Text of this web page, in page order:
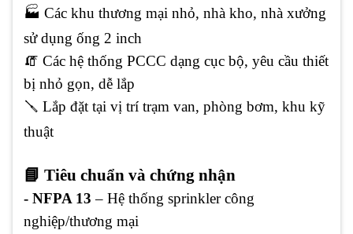
🏭 Các khu thương mại nhỏ, nhà kho, nhà xưởng
sử dụng ống 2 inch
🧯 Các hệ thống PCCC dạng cục bộ, yêu cầu thiết
bị nhỏ gọn, dễ lắp
🪛 Lắp đặt tại vị trí trạm van, phòng bơm, khu kỹ
thuật
📘 Tiêu chuẩn và chứng nhận
- NFPA 13 – Hệ thống sprinkler công
nghiệp/thương mại